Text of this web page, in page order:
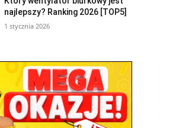
najlepszy? Ranking 2026 [TOP5]
1 stycznia 2026